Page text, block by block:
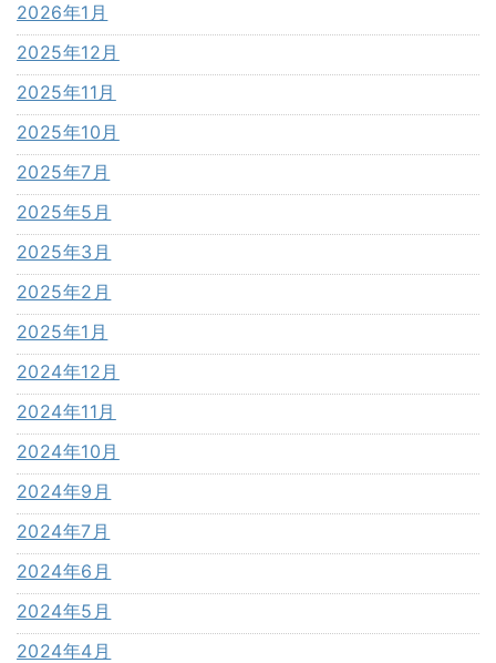
2026年1月
2025年12月
2025年11月
2025年10月
2025年7月
2025年5月
2025年3月
2025年2月
2025年1月
2024年12月
2024年11月
2024年10月
2024年9月
2024年7月
2024年6月
2024年5月
2024年4月